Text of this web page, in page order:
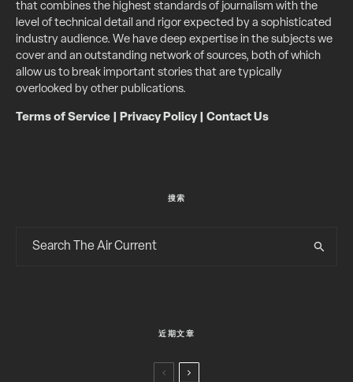
that combines the highest standards of journalism with the
level of technical detail and rigor expected by a sophisticated
industry audience. We have deep expertise in the subjects we
cover and an outstanding network of sources, both of which
allow us to break important stories that are typically
overlooked by other publications.
Terms of Service Privacy Policy| Contact Us
搜索
近期文章